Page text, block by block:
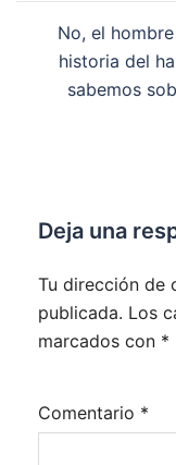
No, el
historia del
sabemos
Deja una
Tu dirección de
publicada. Los
marcados con *
Comentario *